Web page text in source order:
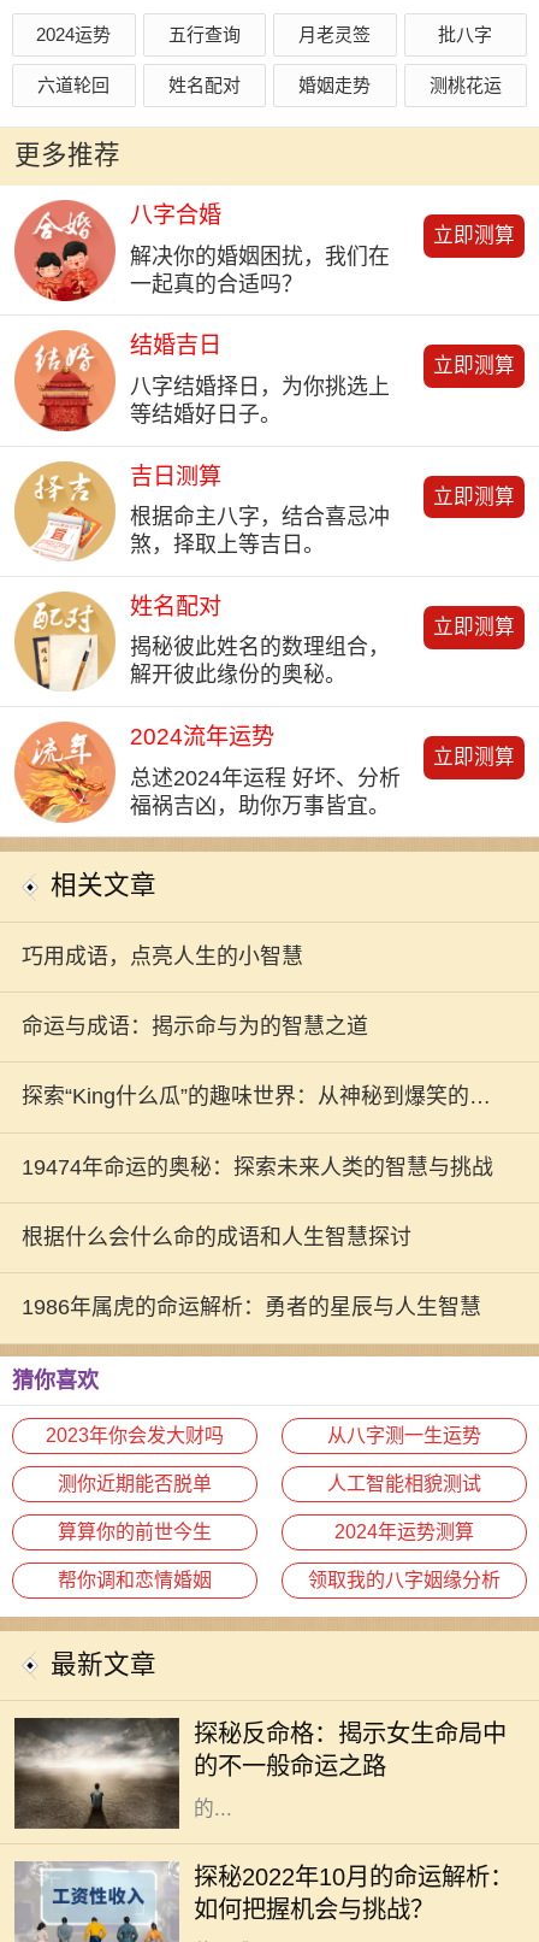
2024运势 五行查询 月老灵签 批八字
六道轮回 姓名配对 婚姻走势 测桃花运
更多推荐
八字合婚
解决你的婚姻困扰，我们在
一起真的合适吗？
立即测算
结婚吉日
八字结婚择日，为你挑选上
等结婚好日子。
立即测算
吉日测算
根据命主八字，结合喜忌冲
煞，择取上等吉日。
立即测算
姓名配对
揭秘彼此姓名的数理组合，
解开彼此缘份的奥秘。
立即测算
2024流年运势
总述2024年运程 好坏、分析
福祸吉凶，助你万事皆宜。
立即测算
相关文章
巧用成语，点亮人生的小智慧
命运与成语：揭示命与为的智慧之道
探索“King什么瓜”的趣味世界：从神秘到爆笑的网
络热词揭秘
19474年命运的奥秘：探索未来人类的智慧与挑战
根据什么会什么命的成语和人生智慧探讨
1986年属虎的命运解析：勇者的星辰与人生智慧
猜你喜欢
2023年你会发大财吗 从八字测一生运势
测你近期能否脱单 人工智能相貌测试
算算你的前世今生 2024年运势测算
帮你调和恋情婚姻 领取我的八字姻缘分析
最新文章
探秘反命格：揭示女生命局中
的不一般命运之路
据其出生时间、地点所形成的命局。
然而，什么是反命格呢？简单来说，
反命格是指与传统命局形成鲜明对照
的...
探秘2022年10月的命运解析：
如何把握机会与挑战？
在瞬息万变的时代，掌握运势的变迁
对我们的生活、工作和人际关系都有
着不可忽视的影响。2022年10月，
正值秋季的深处，各种能量此起彼